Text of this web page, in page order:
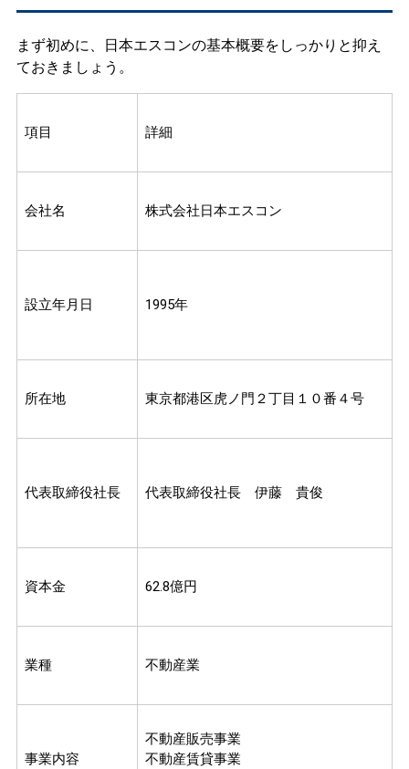
まず初めに、日本エスコンの基本概要をしっかりと抑え
ておきましょう。
項目 詳細
会社名 株式会社日本エスコン
設立年月日 1995年
所在地 東京都港区虎ノ門２丁目１０番４号
代表取締役社長 代表取締役社長 伊藤 貴俊
資本金 62.8億円
業種 不動産業
事業内容
不動産販売事業
不動産賃貸事業